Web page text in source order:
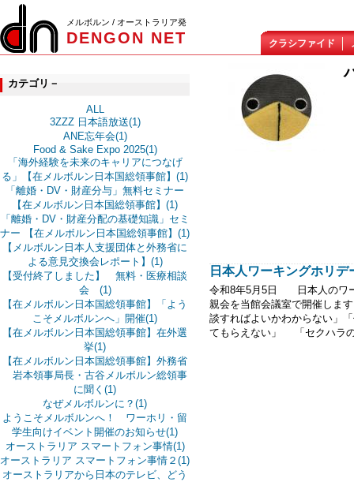
メルボルン / オーストラリア発
DENGON NET クラシファイド
カテゴリ－
ALL
3ZZZ 日本語放送(1)
ANE忘年会(1)
Food & Sake Expo 2025(1)
「海外経験を未来のキャリアにつなげ
る」【在メルボルン日本国総領事館】(1)
「離婚・DV・財産分与」無料セミナー
【在メルボルン日本国総領事館】(1)
「離婚・DV・財産分配の基礎知識」セミ
ナー 【在メルボルン日本国総領事館】(1)
【メルボルン日本人支援団体と外務省に
よる意見交換会レポート】(1)
【受付終了しました】 無料・医療相談
会 (1)
【在メルボルン日本国総領事館】「よう
こそメルボルンへ」開催(1)
【在メルボルン日本国総領事館】在外選
挙(1)
【在メルボルン日本国総領事館】外務省
岩本領事局長・古谷メルボルン総領事
に聞く(1)
なぜメルボルンに？(1)
ようこそメルボルンへ！ ワーホリ・留
学生向けイベント開催のお知らせ(1)
オーストラリア スマートフォン事情(1)
オーストラリア スマートフォン事情２(1)
オーストラリアから日本のテレビ、どう
日本人ワーキングホリ
令和8年5月5日 日本人のワー
親会を当館会議室で開催しま
談すればよいかわからない」
てもらえない」 「セクハラ